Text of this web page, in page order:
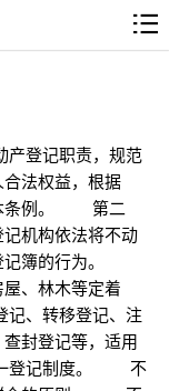
记职责，规范
法权益，根据
本条例。 第二
机构依法将不动
登记簿的行为。
、林木等定着
、转移登记、注
封登记等，适用
登记制度。 不